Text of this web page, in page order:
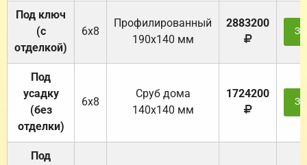
Под ключ
(с
отделкой)
6х8
Профилированный
190х140 мм
2883200
Под
усадку
(без
отделки)
6х8
Cруб дома
140х140 мм
1724200
Под